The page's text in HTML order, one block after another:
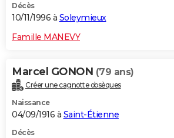
Décès
10/11/1996 à Soleymieux
Famille MANEVY
Marcel GONON (79 ans)
Créer une cagnotte obsèques
Naissance
04/09/1916 à Saint-Étienne
Décès